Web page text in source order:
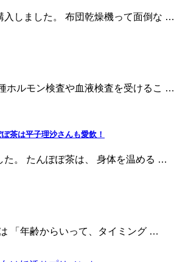
入しました。 布団乾燥機って面倒な …
ホルモン検査や血液検査を受けるこ …
茶は平子理沙さんも愛飲！
た。 たんぽぽ茶は、 身体を温める …
「年齢からいって、タイミング …